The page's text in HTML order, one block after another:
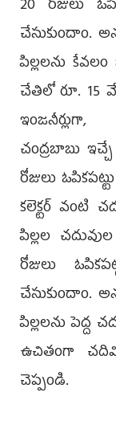
20 రోజులు
చేసుకుందాం.
పిల్లలను
చేతిలో రూ. 15
ఇంజనీర్లుగా,
చంద్రబాబు
రోజులు
కలెక్టర్‌ వంటి
పిల్లల
రోజులు
చేసుకుందాం.
పిల్లలను పెద్ద
ఉచితంగా
చెప్పండి.